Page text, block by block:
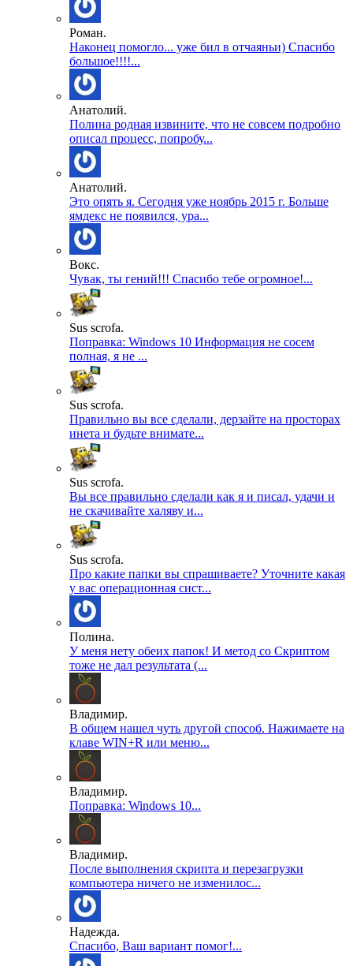
Роман.
Наконец помогло... уже бил в отчаяньи) Спасибо
большое!!!!...
Анатолий.
Полина родная извините, что не совсем подробно
описал процесс, попробу...
Анатолий.
Это опять я. Сегодня уже ноябрь 2015 г. Больше
ямдекс не появился, ура...
Вокс.
Чувак, ты гений!!! Спасибо тебе огромное!...
Sus scrofa.
Поправка: Windows 10 Информация не сосем
полная, я не ...
Sus scrofa.
Правильно вы все сделали, дерзайте на просторах
инета и будьте внимате...
Sus scrofa.
Вы все правильно сделали как я и писал, удачи и
не скачивайте халяву и...
Sus scrofa.
Про какие папки вы спрашиваете? Уточните какая
у вас операционная сист...
Полина.
У меня нету обеих папок! И метод со Скриптом
тоже не дал результата (...
Владимир.
В общем нашел чуть другой способ. Нажимаете на
клаве WIN+R или меню...
Владимир.
Поправка: Windows 10...
Владимир.
После выполнения скрипта и перезагрузки
компьютера ничего не изменилос...
Надежда.
Спасибо, Ваш вариант помог!...